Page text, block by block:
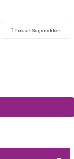
Taksit Seçenekleri